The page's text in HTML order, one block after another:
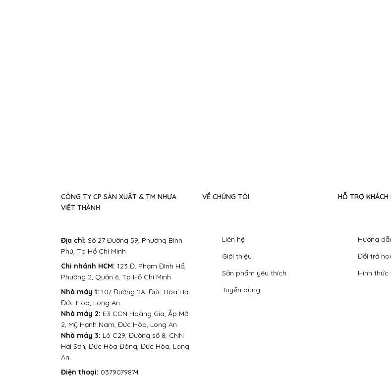
VỀ CHÚNG TÔI
Liên hệ
Giới thiệu
Sản phẩm yêu thích
Tuyển dụng
HỖ TRỢ KHÁCH
Hướng
Đổi trả
Hình thức
Địa chỉ: Số 27 Đường 59, Phường Bình
Phú, Tp Hồ Chí Minh
Điện thoại: 0379079874
CÔNG TY CP SẢN XUẤT & TM NHỰA
VIỆT THÀNH
Nhà máy 1: 107 Đường 2A, Đức Hòa Hạ,
Đức Hòa, Long An..
Nhà máy 2: E3 CCN Hoàng Gia, Ấp Mới
2, Mỹ Hạnh Nam, Đức Hòa, Long An
Nhà máy 3: Lô C29, Đường số 8, CNN
Hải Sơn, Đức Hòa Đông, Đức Hòa, Long
An.
Chi nhánh HCM: 123 Đ. Phạm Đình Hổ,
Phường 2, Quận 6, Tp Hồ Chí Minh